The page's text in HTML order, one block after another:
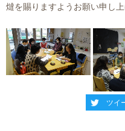
燵を賜りますようお願い申し上
entry356
ツイ